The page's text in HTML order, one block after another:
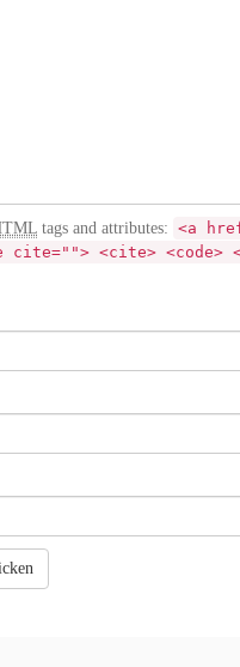
tags and attributes: <a
cite=""> <cite>